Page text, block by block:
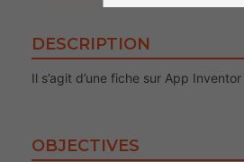
DESCRIPTION
Il s’agit d’une fiche sur App
OBJECTIVES